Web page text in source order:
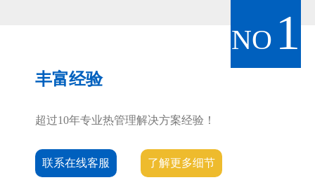
NO 1
丰富经验
超过10年专业热管理解决方案经验！
联系在线客服 了解更多细节